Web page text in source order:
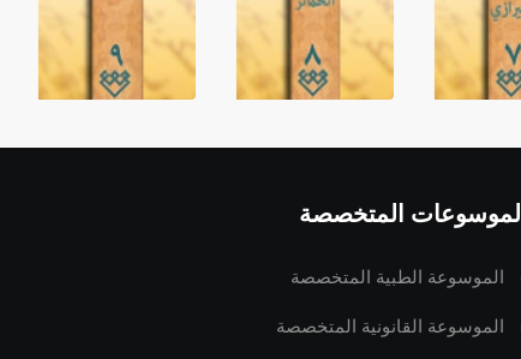
الموسوعات المتخصصة
الموسوعة الطبية المتخصصة
الموسوعة القانونية المتخصصة